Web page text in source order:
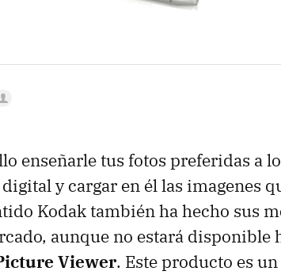
enseñarle tus fotos preferidas a
y cargar en él las imagenes
Kodak también ha hecho sus
aunque no estará disponible
Viewer. Este producto es